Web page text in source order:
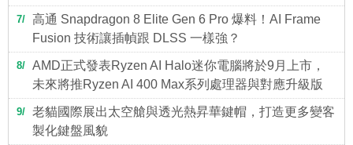
7
高通 Snapdragon 8 Elite Gen 6 Pro 爆料！AI Frame
Fusion 技術讓插幀跟 DLSS 一樣強？
8
AMD正式發表Ryzen AI Halo迷你電腦將於9月上市，
未來將推Ryzen AI 400 Max系列處理器與對應升級版
9
老貓國際展出太空艙與透光熱昇華鍵帽，打造更多變客
製化鍵盤風貌